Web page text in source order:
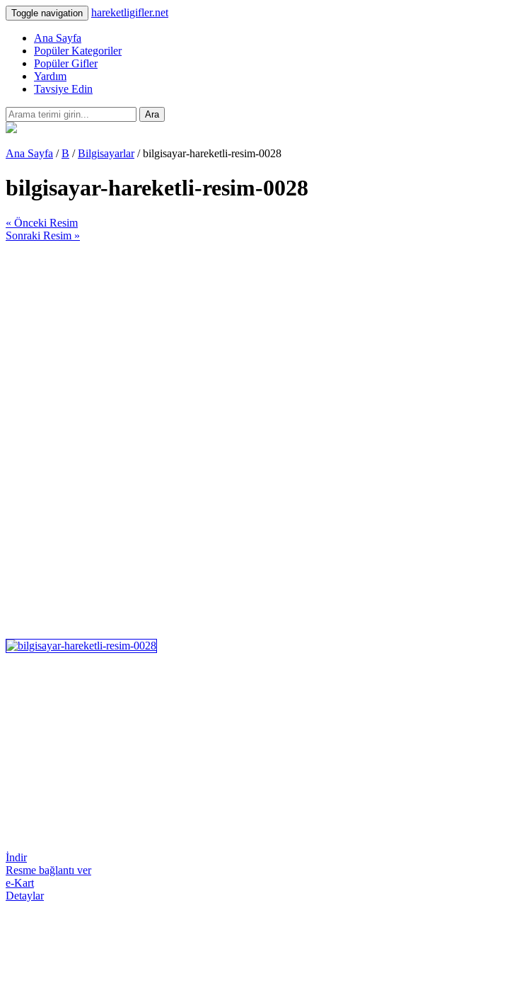
Toggle navigation hareketligifler.net
Ana Sayfa
Popüler Kategoriler
Popüler Gifler
Yardım
Tavsiye Edin
Ara
Ana Sayfa /B /Bilgisayarlar/ bilgisayar-hareketli-resim-0028
bilgisayar-hareketli-resim-0028
« Önceki Resim
Sonraki Resim »
İndir
Resme bağlantı ver
e-Kart
Detaylar